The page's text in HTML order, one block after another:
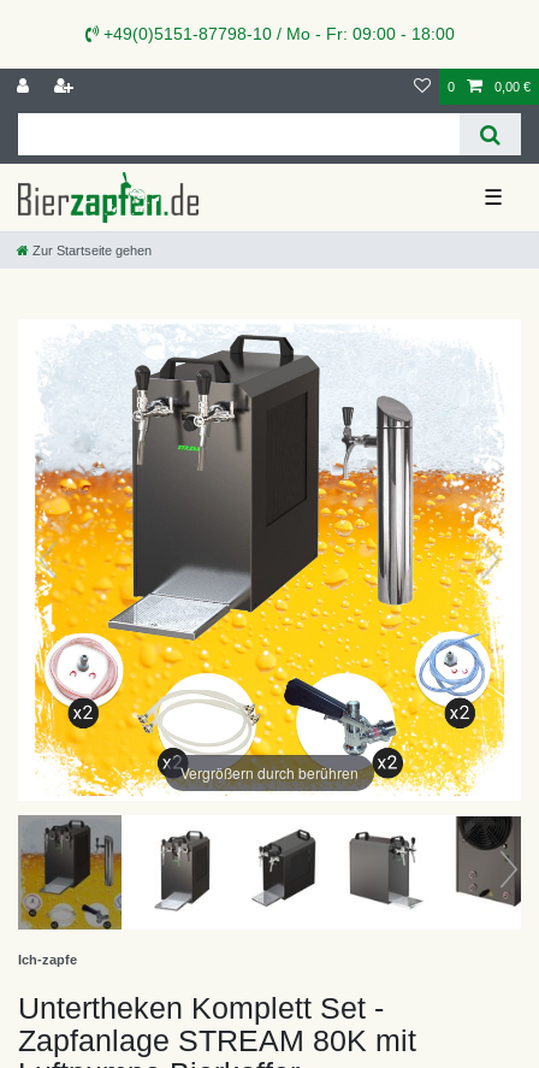
+49(0)5151-87798-10 / Mo - Fr: 09:00 - 18:00
0 0,00 €
☰
Zur Startseite gehen
Vergrößern durch berühren
Ich-zapfe
Untertheken Komplett Set -
Zapfanlage STREAM 80K mit